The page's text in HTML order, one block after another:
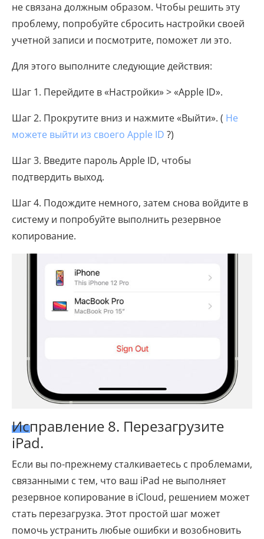
не связана должным образом. Чтобы решить эту
проблему, попробуйте сбросить настройки своей
учетной записи и посмотрите, поможет ли это.
Для этого выполните следующие действия:
Шаг 1. Перейдите в «Настройки» > «Apple ID».
Шаг 2. Прокрутите вниз и нажмите «Выйти». ( Не
можете выйти из своего Apple ID ?)
Шаг 3. Введите пароль Apple ID, чтобы
подтвердить выход.
Шаг 4. Подождите немного, затем снова войдите в
систему и попробуйте выполнить резервное
копирование.
Исправление 8. Перезагрузите
iPad.
Если вы по-прежнему сталкиваетесь с проблемами,
связанными с тем, что ваш iPad не выполняет
резервное копирование в iCloud, решением может
стать перезагрузка. Этот простой шаг может
помочь устранить любые ошибки и возобновить